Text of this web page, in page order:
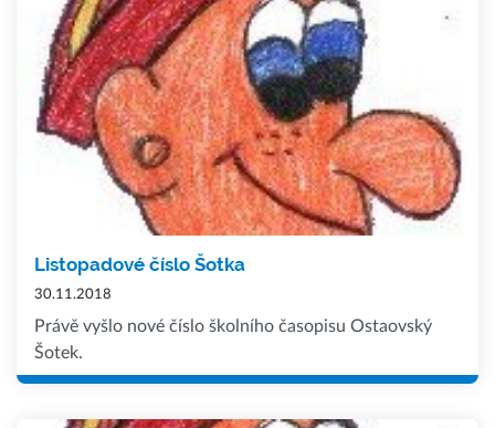
Listopadové číslo Šotka
30.11.2018
Právě vyšlo nové číslo školního časopisu Ostaovský